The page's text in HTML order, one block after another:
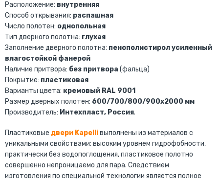
Расположение: внутренняя
Способ открывания: распашная
Число полотен: однопольная
Тип дверного полотна: глухая
Заполнение дверного полотна: пенополистирол усиленный
влагостойкой фанерой
Наличие притвора: без притвора (фальца)
Покрытие: пластиковая
Варианты цвета: кремовый RAL 9001
Размер дверных полотен: 600/700/800/900х2000 мм
Производитель: Интехпласт, Россия.
Пластиковые двери Kapelliвыполнены из материалов с
уникальными свойствами: высоким уровнем гидрофобности,
практически без водопоглощения, пластиковое полотно
совершенно непроницаемо для пара. Следствием
изготовления по специальной технологии является полное